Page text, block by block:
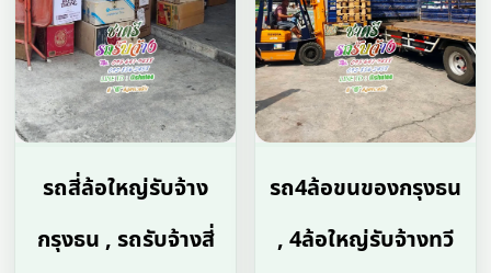
รถสี่ล้อใหญ่รับจ้าง
กรุงธน , รถรับจ้างสี่
รถ4ล้อขนของกรุงธน
, 4ล้อใหญ่รับจ้างทวี